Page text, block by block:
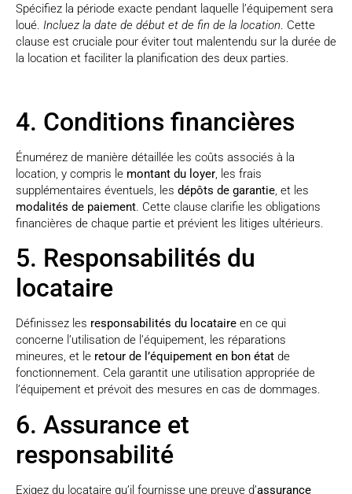
Spécifiez la période exacte pendant laquelle l’équipement sera
loué. Incluez la date de début et de fin de la location. Cette
clause est cruciale pour éviter tout malentendu sur la durée de
la location et faciliter la planification des deux parties.
4. Conditions financières
Énumérez de manière détaillée les coûts associés à la
location, y compris le montant du loyer, les frais
supplémentaires éventuels, les dépôts de garantie, et les
modalités de paiement. Cette clause clarifie les obligations
financières de chaque partie et prévient les litiges ultérieurs.
5. Responsabilités du
locataire
Définissez les responsabilités du locataire en ce qui
concerne l’utilisation de l’équipement, les réparations
mineures, et le retour de l’équipement en bon état de
fonctionnement. Cela garantit une utilisation appropriée de
l’équipement et prévoit des mesures en cas de dommages.
6. Assurance et
responsabilité
Exigez du locataire qu’il fournisse une preuve d’assurance